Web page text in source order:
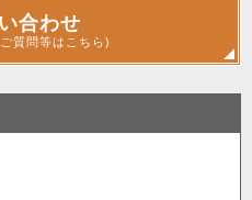
合わせ
質問等はこちら)